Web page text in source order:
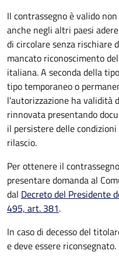
Il contrassegno è valido
anche negli altri paesi
di circolare senza rischiare
mancato riconoscimento
italiana. A seconda della
tipo temporaneo o
l'autorizzazione ha validità
rinnovata presentando
il persistere delle
rilascio.
Per ottenere il
presentare domanda al
dal Decreto del Presidente
495, art. 381.
In caso di decesso del
e deve essere riconsegnato.